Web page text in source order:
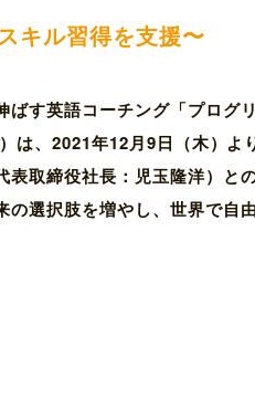
キル習得を支援〜
ばす英語コーチング「プロ
は、2021年12月9日（木）
表取締役社長：児玉隆洋）と
の選択肢を増やし、世界で自